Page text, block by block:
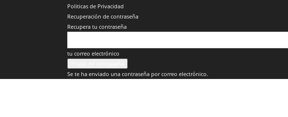
Politicas de Privacidad
Recuperación de contraseña
Recupera tu contraseña
tu correo electrónico
Se te ha enviado una contraseña por correo electrónico.